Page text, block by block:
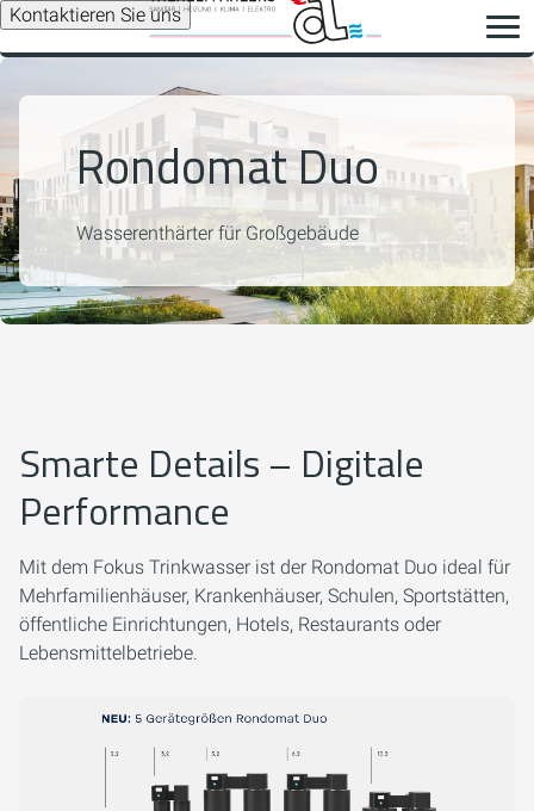
Kontaktieren Sie uns
Rondomat Duo
Wasserenthärter für Großgebäude
Smarte Details – Digitale
Performance
Mit dem Fokus Trinkwasser ist der Rondomat Duo ideal für
Mehrfamilienhäuser, Krankenhäuser, Schulen, Sportstätten,
öffentliche Einrichtungen, Hotels, Restaurants oder
Lebensmittelbetriebe.